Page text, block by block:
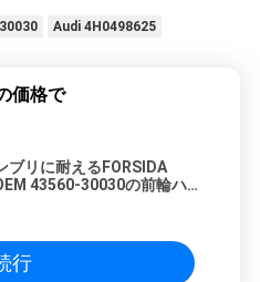
Audi 4H0498625
価格で
ブリに耐えるFORSIDA
43560-30030の前輪ハ
行